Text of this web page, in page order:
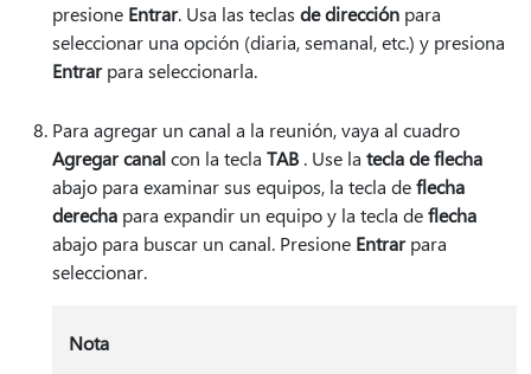
presione Entrar. Usa las teclas de dirección para
seleccionar una opción (diaria, semanal, etc.) y presiona
Entrarpara seleccionarla.
Para agregar un canal a la reunión, vaya al cuadro
Agregar canalcon la tecla TAB . Use la tecla de flecha
abajo para examinar sus equipos, la tecla deflecha
derecha para expandir un equipo y la tecla deflecha
abajo para buscar un canal. Presione Entrarpara
seleccionar.
Nota